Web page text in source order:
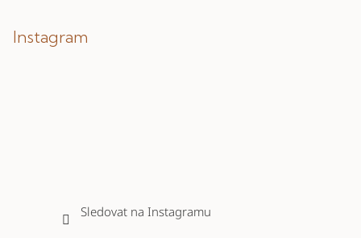
Instagram
Sledovat na Instagramu